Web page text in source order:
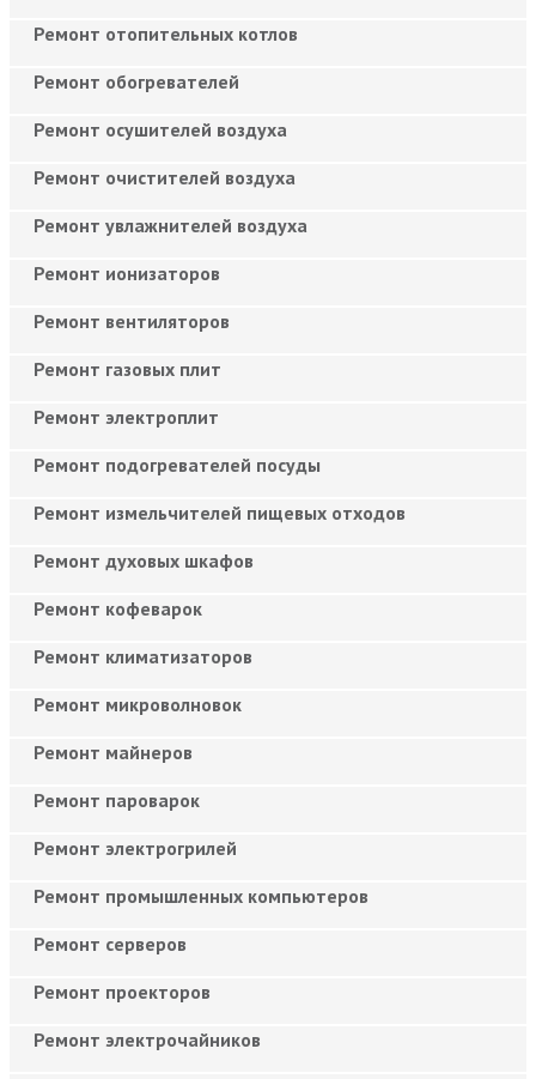
Ремонт отопительных котлов
Ремонт обогревателей
Ремонт осушителей воздуха
Ремонт очистителей воздуха
Ремонт увлажнителей воздуха
Ремонт ионизаторов
Ремонт вентиляторов
Ремонт газовых плит
Ремонт электроплит
Ремонт подогревателей посуды
Ремонт измельчителей пищевых отходов
Ремонт духовых шкафов
Ремонт кофеварок
Ремонт климатизаторов
Ремонт микроволновок
Ремонт майнеров
Ремонт пароварок
Ремонт электрогрилей
Ремонт промышленных компьютеров
Ремонт серверов
Ремонт проекторов
Ремонт электрочайников